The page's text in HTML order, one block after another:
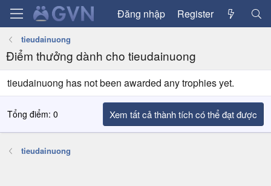
Đăng nhập Register
tieudainuong
Điểm thưởng dành cho tieudainuong
tieudainuong has not been awarded any trophies yet.
Tổng điểm: 0 Xem tất cả thành tích có thể đạt được
tieudainuong